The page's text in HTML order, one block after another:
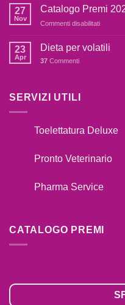
FARE
IL
CANE
27
Nov
Catalogo Premi
Commenti disabilitatisu
Premi
23
Apr
Dieta per volatili
37 Commenti
SERVIZI UTILI
Toelettatura Deluxe
Pronto Veterinario
Pharma Service
CATALOGO PREMI